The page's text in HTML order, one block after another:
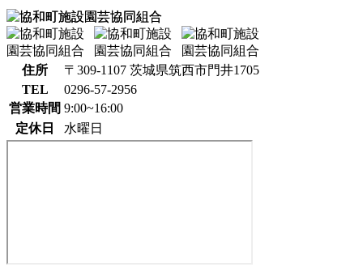
住所
〒309-1107 茨城県筑西市門井1705
TEL
0296-57-2956
営業時間 9:00~16:00
定休日
水曜日